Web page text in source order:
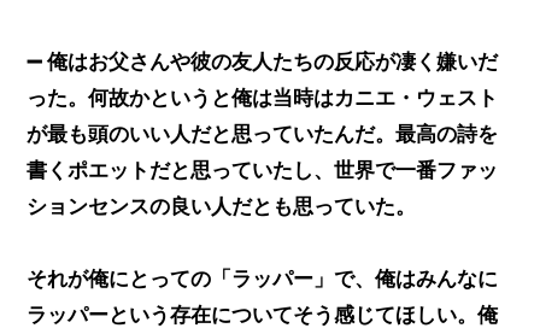
➖ 俺はお父さんや彼の友人たちの反応が凄く嫌いだ
った。何故かというと俺は当時はカニエ・ウェスト
が最も頭のいい人だと思っていたんだ。最高の詩を
書くポエットだと思っていたし、世界で一番ファッ
ションセンスの良い人だとも思っていた。
それが俺にとっての「ラッパー」で、俺はみんなに
ラッパーという存在についてそう感じてほしい。俺